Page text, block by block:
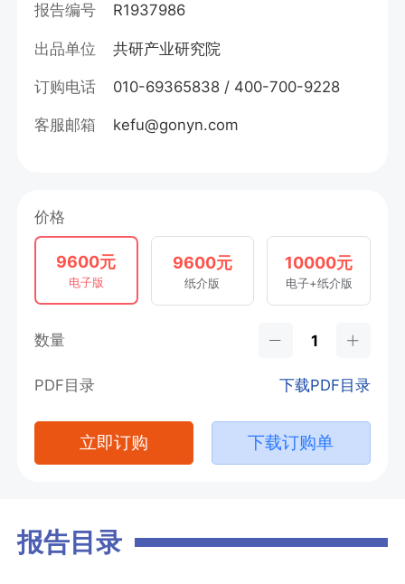
报告编号 R1937986
出品单位 共研产业研究院
订购电话 010-69365838 / 400-700-9228
客服邮箱 kefu@gonyn.com
价格
9600元
电子版
9600元
纸介版
10000元
电子+纸介版
数量
PDF目录 下载PDF目录
立即订购 下载订购单
报告目录